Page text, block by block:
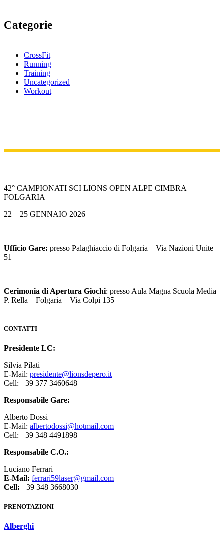
Categorie
CrossFit
Running
Training
Uncategorized
Workout
42° CAMPIONATI SCI LIONS OPEN ALPE CIMBRA –
FOLGARIA
22 – 25 GENNAIO 2026
Ufficio Gare: presso Palaghiaccio di Folgaria – Via Nazioni Unite
51
Cerimonia di Apertura Giochi: presso Aula Magna Scuola Media
P. Rella – Folgaria – Via Colpi 135
CONTATTI
Presidente LC:
Silvia Pilati
E-Mail: presidente@lionsdepero.it
Cell: +39 377 3460648
Responsabile Gare:
Alberto Dossi
E-Mail: albertodossi@hotmail.com
Cell: +39 348 4491898
Responsabile C.O.:
Luciano Ferrari
E-Mail: ferrari59laser@gmail.com
Cell: +39 348 3668030
PRENOTAZIONI
Alberghi